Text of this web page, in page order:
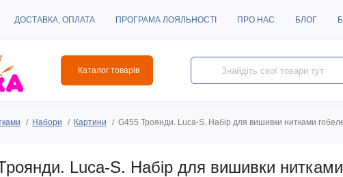
ДОСТАВКА, ОПЛАТА ПРОГРАМА ЛОЯЛЬНОСТІ ПРО НАС БЛОГ
Каталог товарів
Набори Картини G455 Троянди. Luca-S. Набір для вишивки нитками
Luca-S. Набір для вишивки